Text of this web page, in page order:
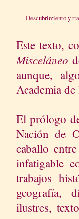
Descubrimiento y
Este texto,
Misceláneo
aunque,
Academia
El prólogo
Nación de
caballo
infatigable
trabajos
geografía,
ilustres,